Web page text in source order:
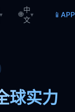
🌐
中
文
▾ 📱
球实力